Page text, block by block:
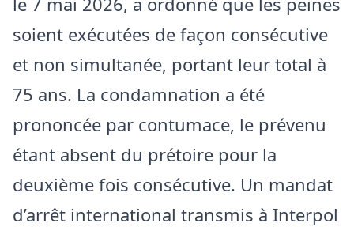
soient exécutées de façon consécutive
et non simultanée, portant leur total à
75 ans. La condamnation a été
prononcée par contumace, le prévenu
étant absent du prétoire pour la
deuxième fois consécutive. Un mandat
d’arrêt international transmis à Interpol